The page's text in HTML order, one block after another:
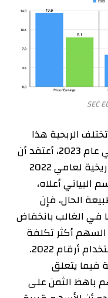
الربحية هذا
العام بشكل جوهري عما رأيناه في عام 2023، أعتقد أن
تقييم الشركة بناءً على النتائج التاريخية لعامي 2022
البياني أعلاه،
الحال، فإن
في الغالب بانخفاض
السهم أكثر تكلفة
باستخدام أرقام 2023 مقارنة باستخدام أرقام 2022.
فيما يتعلق
باهظ الثمن على